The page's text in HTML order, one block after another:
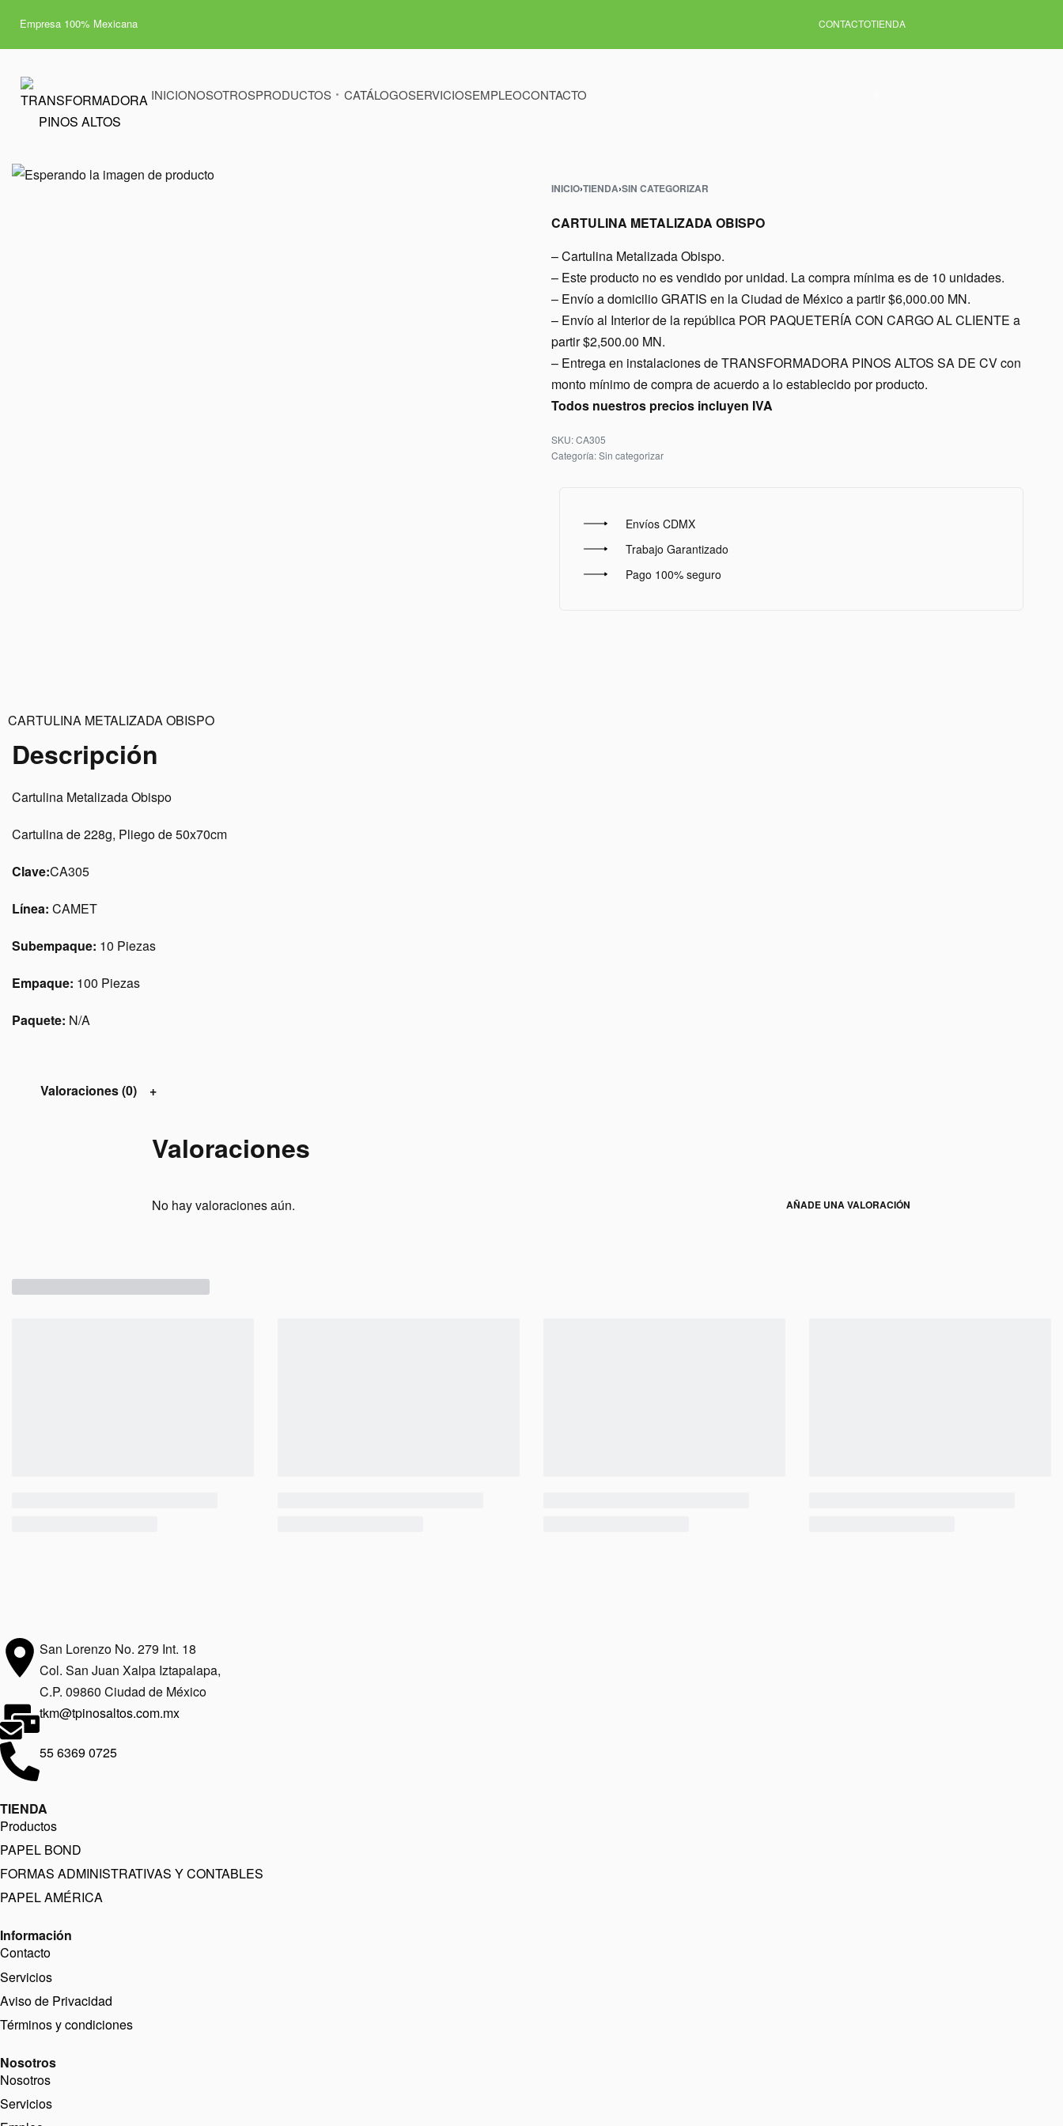
Empresa 100% Mexicana CONTACTOTIENDA
INICIONOSOTROSPRODUCTOS CATÁLOGOSERVICIOSEMPLEOCONTACTO
INICIO›TIENDA›SIN CATEGORIZAR
CARTULINA METALIZADA OBISPO
– Cartulina Metalizada Obispo.
– Este producto no es vendido por unidad. La compra mínima es de 10 unidades.
– Envío a domicilio GRATIS en la Ciudad de México a partir $6,000.00 MN.
– Envío al Interior de la república POR PAQUETERÍA CON CARGO AL CLIENTE a
partir $2,500.00 MN.
– Entrega en instalaciones de TRANSFORMADORA PINOS ALTOS SA DE CV con
monto mínimo de compra de acuerdo a lo establecido por producto.
Todos nuestros precios incluyen IVA
CA305
Categoría:Sin categorizar
Envíos CDMX
Trabajo Garantizado
Pago 100% seguro
CARTULINA METALIZADA OBISPO
Descripción
Cartulina Metalizada Obispo
Cartulina de 228g, Pliego de 50x70cm
Clave:CA305
Línea: CAMET
Subempaque: 10 Piezas
Empaque: 100 Piezas
Paquete: N/A
Valoraciones (0)
Valoraciones
No hay valoraciones aún. AÑADE UNA VALORACIÓN
San Lorenzo No. 279 Int. 18
Col. San Juan Xalpa Iztapalapa,
C.P. 09860 Ciudad de México
tkm@tpinosaltos.com.mx
55 6369 0725
TIENDA
Productos
PAPEL BOND
FORMAS ADMINISTRATIVAS Y CONTABLES
PAPEL AMÉRICA
Información
Contacto
Servicios
Aviso de Privacidad
Términos y condiciones
Nosotros
Nosotros
Servicios